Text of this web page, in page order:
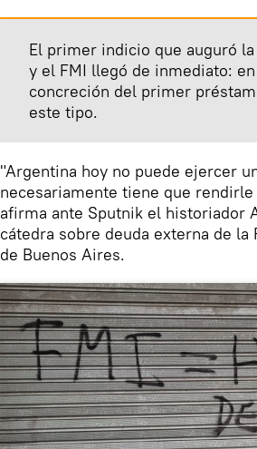
El primer indicio que auguró
y el FMI llegó de inmediato:
concreción del primer
este tipo.
"Argentina hoy no puede ejercer
necesariamente tiene que
afirma ante Sputnik el historiador
cátedra sobre deuda externa de
de Buenos Aires.